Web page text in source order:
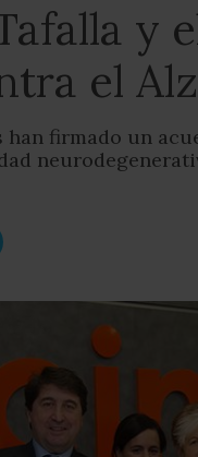
y
el
firmado un